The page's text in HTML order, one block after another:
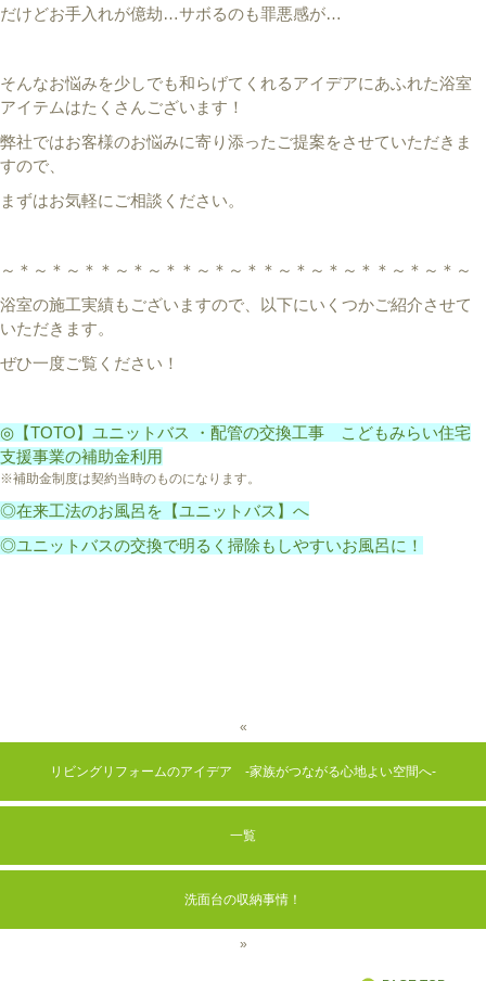
だけどお手入れが億劫…サボるのも罪悪感が…
そんなお悩みを少しでも和らげてくれるアイデアにあふれた浴室
アイテムはたくさんございます！
弊社ではお客様のお悩みに寄り添ったご提案をさせていただきま
すので、
まずはお気軽にご相談ください。
～＊～＊～＊＊～＊～＊＊～＊～＊＊～＊～＊～＊＊～＊～＊～
浴室の施工実績もございますので、以下にいくつかご紹介させて
いただきます。
ぜひ一度ご覧ください！
◎【TOTO】ユニットバス ・配管の交換工事 こどもみらい住宅
支援事業の補助金利用
※補助金制度は契約当時のものになります。
◎在来工法のお風呂を【ユニットバス】へ
◎ユニットバスの交換で明るく掃除もしやすいお風呂に！
«
リビングリフォームのアイデア -家族がつながる心地よい空間へ-
一覧
洗面台の収納事情！
»